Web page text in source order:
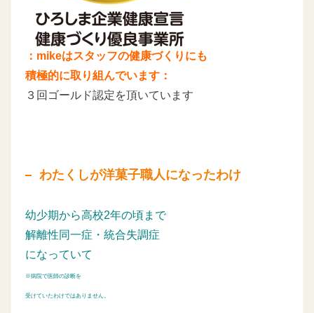
：mikeはスタッフの健康づくりにも
積極的に取り組んでいます：
３回ゴールド認定を頂いています
わたくしが洋菓子職人になったわけ
幼少期から高校2年の頃まで
解離性同一症・統合失調症
になっていて
※病院で医師の診断を
受けていたわけではありません。